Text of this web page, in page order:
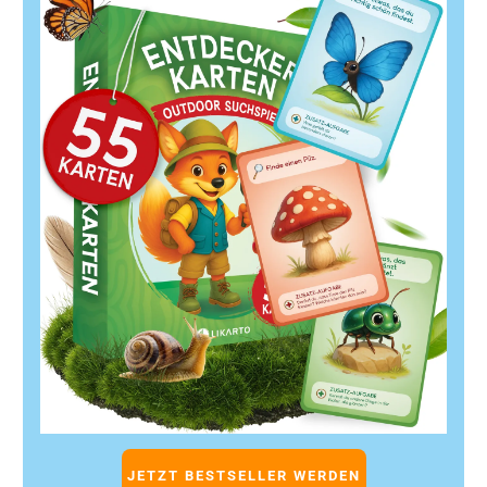
und erfolgreich zu agieren.
Duft & Allergene: CLP- und REACH-
Schnittstellen: Zusammenfassung und
Handlungsempfehlungen
Verstehe die Bedeutung der CLP- und REACH-
Verordnungen:Sie bilden die Basis für die sichere
Verwendung von Duftstoffen und Allergenen.
Erkenne die Schnittstellen und Überschneidungen:
Die Kombination aus Chemikalienrecht und
Kosmetikrecht verlangt eine ganzheitliche Sicht auf
Duftstoffrisiken und Allergene Risiken.
Investiere in ein professionelles
Stoffdatenmanagement: Nur so kannst Du die
komplexen Anforderungen effizient erfüllen und
Compliance sicherstellen.
Nutze die Möglichkeiten der Duftstoffanalytik:
Präzise Analysen sind die Grundlage für sichere
Produktkennzeichnung und
Verbraucherinformation.
JETZT BESTSELLER WERDEN